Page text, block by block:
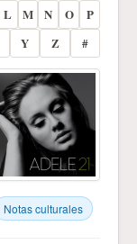
L M N O
P
Y Z #
Notas culturales